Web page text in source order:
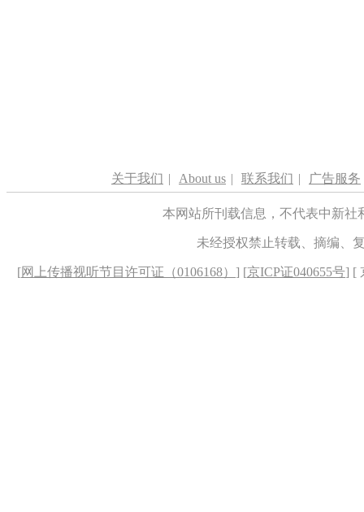
关于我们 | About us | 联系我们 | 广告服务
本网站所刊载信息，不代表中新
未经授权禁止转载、摘编、
[网上传播视听节目许可证（0106168） ] [京ICP证040655号] [